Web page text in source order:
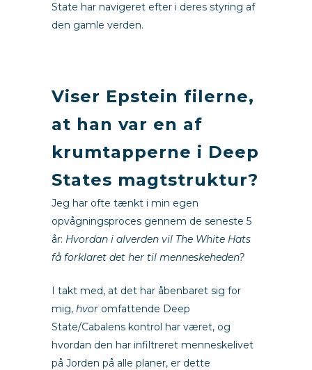
State har navigeret efter i deres styring af
den gamle verden.
Viser Epstein filerne,
at han var en af
krumtapperne i Deep
States magtstruktur?
Jeg har ofte tænkt i min egen
opvågningsproces gennem de seneste 5
år: Hvordan i alverden vil The White Hats
få forklaret det her til menneskeheden?
I takt med, at det har åbenbaret sig for
mig, hvor omfattende Deep
State/Cabalens kontrol har været, og
hvordan den har infiltreret menneskelivet
på Jorden på alle planer, er dette